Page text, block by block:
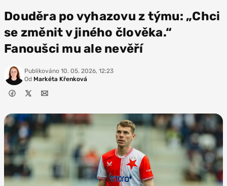
Douděra po vyhazovu z týmu: „Chci
se změnit v jiného člověka.“
Fanoušci mu ale nevěří
Publikováno 10. 05. 2026, 12:23
Od Markéta Křenková